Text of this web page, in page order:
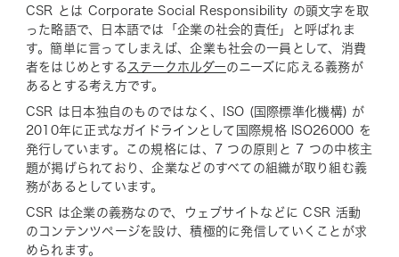
CSR とは Corporate Social Responsibility の頭文字を取
った略語で、日本語では「企業の社会的責任」と呼ばれま
す。簡単に言ってしまえば、企業も社会の一員として、消費
者をはじめとする ステークホルダーのニーズに応える義務が
あるとする考え方です。
CSR は日本独自のものではなく、ISO (国際標準化機構) が
2010年に正式なガイドラインとして国際規格 ISO26000 を
発行しています。この規格には、7 つの原則と 7 つの中核主
題が掲げられており、企業などのすべての組織が取り組む義
務があるとしています。
CSR は企業の義務なので、ウェブサイトなどに CSR 活動
のコンテンツページを設け、積極的に発信していくことが求
められます。